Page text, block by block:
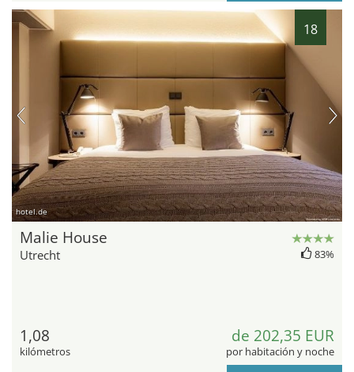
18
hotel.de
Malie House
Utrecht 83%
1,08
kilómetros
de 202,35 EUR
por habitación y noche